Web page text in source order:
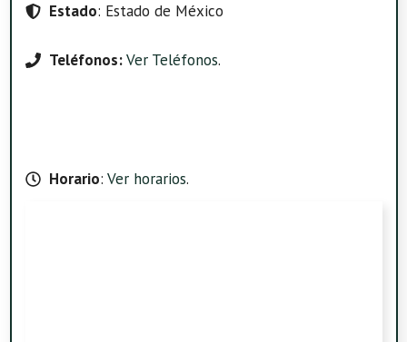
Estado: Estado de México
Teléfonos:Ver Teléfonos.
Horario: Ver horarios.